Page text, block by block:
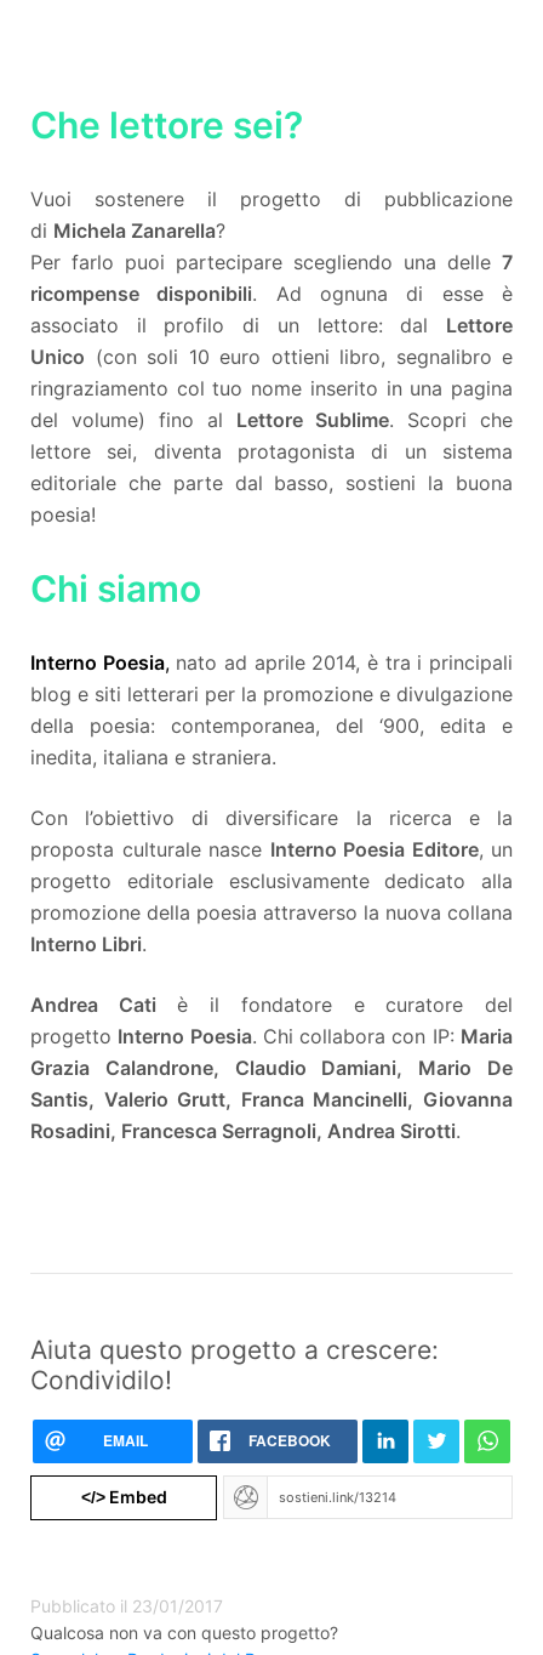
Che lettore sei?
Vuoi sostenere il progetto di pubblicazione
di Michela Zanarella?
Per farlo puoi partecipare scegliendo una delle 7
ricompense disponibili. Ad ognuna di esse è
associato il profilo di un lettore: dal Lettore
Unico (con soli 10 euro ottieni libro, segnalibro e
ringraziamento col tuo nome inserito in una pagina
del volume) fino al Lettore Sublime. Scopri che
lettore sei, diventa protagonista di un sistema
editoriale che parte dal basso, sostieni la buona
poesia!
Chi siamo
Interno Poesia,nato ad aprile 2014, è tra i principali
blog e siti letterari per la promozione e divulgazione
della poesia: contemporanea, del ‘900, edita e
inedita, italiana e straniera.
Con l’obiettivo di diversificare la ricerca e la
proposta culturale nasce Interno Poesia Editore, un
progetto editoriale esclusivamente dedicato alla
promozione della poesia attraverso la nuova collana
Interno Libri.
Andrea Cati è il fondatore e curatore del
progetto Interno Poesia. Chi collabora con IP: Maria
Grazia Calandrone, Claudio Damiani, Mario De
Santis, Valerio Grutt, Franca Mancinelli, Giovanna
Rosadini, Francesca Serragnoli, Andrea Sirotti.
Aiuta questo progetto a crescere:
Condividilo!
EMAIL FACEBOOK
</>Embed
Pubblicato il 23/01/2017
Qualcosa non va con questo progetto?